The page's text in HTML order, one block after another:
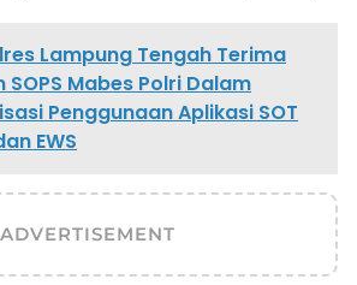
Lampung Tengah Terima
SOPS Mabes Polri Dalam
Penggunaan Aplikasi SOT
EWS
ADVERTISEMENT